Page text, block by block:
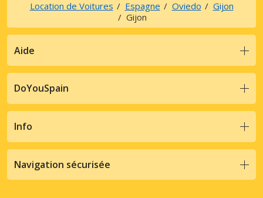
Location de Voitures Espagne Oviedo
Gijon
Gijon
Aide
DoYouSpain
Info
Navigation sécurisée